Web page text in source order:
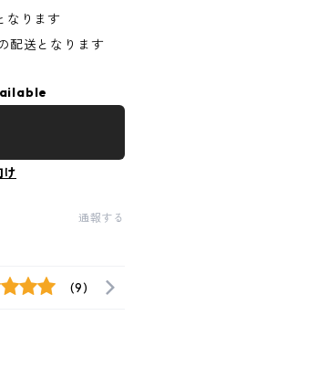
なります
配送となります
け
通報する
(9)